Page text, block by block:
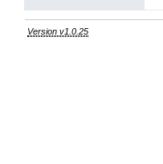
Version v1.0.25